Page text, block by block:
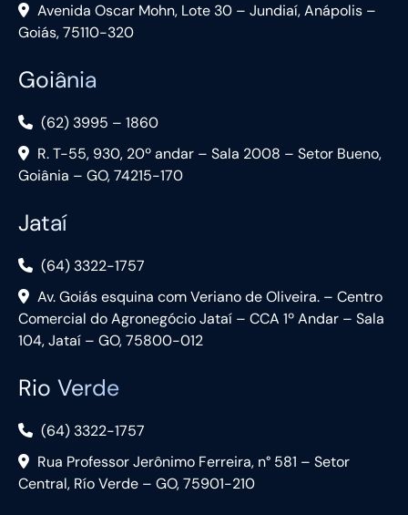
Avenida Oscar Mohn, Lote 30 – Jundiaí, Anápolis –
Goiás, 75110-320
Goiânia
(62) 3995 – 1860
R. T-55, 930, 20º andar – Sala 2008 – Setor Bueno,
Goiânia – GO, 74215-170
Jataí
(64) 3322-1757
Av. Goiás esquina com Veriano de Oliveira. – Centro
Comercial do Agronegócio Jataí – CCA 1º Andar – Sala
104, Jataí – GO, 75800-012
Rio Verde
(64) 3322-1757
Rua Professor Jerônimo Ferreira, n° 581 – Setor
Central, Río Verde – GO, 75901-210